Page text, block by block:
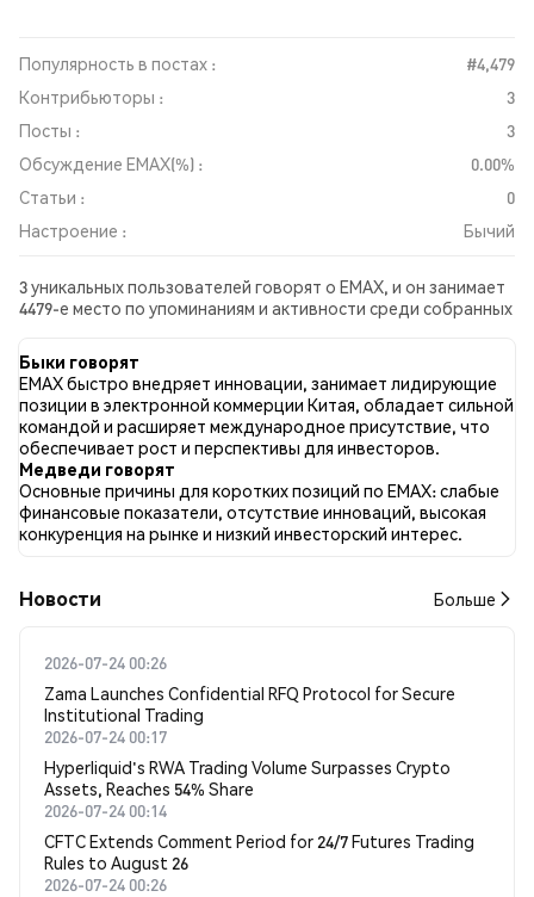
Популярность в постах :
#4,479
Контрибьюторы :
3
Посты :
3
Обсуждение EMAX(%) :
0.00%
Статьи :
0
Настроение :
Бычий
3 уникальных пользователей говорят о EMAX, и он занимает
4479-е место по упоминаниям и активности среди собранных
во всех социальных сетях было Бычий. Всего было
опубликовано 0 новостных статей о EMAX. В Twitter 100.00%
твитов имели бычий настрой по сравнению с 0.00% твитов с
медвежьим настроем по EMAX. 0.00% твитов были
нейтральными по отношению к EMAX. Эти данные основаны
на 1 твитах.
Быки говорят
EMAX быстро внедряет инновации, занимает лидирующие
позиции в электронной коммерции Китая, обладает сильной
командой и расширяет международное присутствие, что
обеспечивает рост и перспективы для инвесторов.
Медведи говорят
Основные причины для коротких позиций по EMAX: слабые
финансовые показатели, отсутствие инноваций, высокая
конкуренция на рынке и низкий инвесторский интерес.
Новости Больше
2026-07-24 00:26
Zama Launches Confidential RFQ Protocol for Secure
Institutional Trading
2026-07-24 00:17
Hyperliquid's RWA Trading Volume Surpasses Crypto
Assets, Reaches 54% Share
2026-07-24 00:14
CFTC Extends Comment Period for 24/7 Futures Trading
Rules to August 26
2026-07-24 00:26